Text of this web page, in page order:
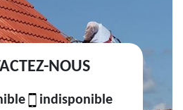
NOUS
indisponible